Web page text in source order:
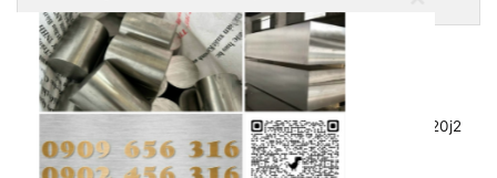
12mm 0902456316
420J1, [...]
17
Jan